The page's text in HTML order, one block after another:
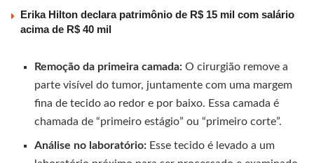
Erika Hilton declara patrimônio de R$ 15 mil com salário
acima de R$ 40 mil
Remoção da primeira camada: O cirurgião remove a
parte visível do tumor, juntamente com uma margem
fina de tecido ao redor e por baixo. Essa camada é
chamada de “primeiro estágio” ou “primeiro corte”.
Análise no laboratório: Esse tecido é levado a um